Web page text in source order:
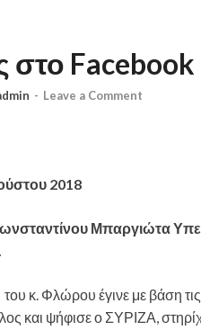
στο
- Leave a Comment
2018
Μπαργιώτα
κ. Φλώρου έγινε με βάση
και ψήφισε ο ΣΥΡΙΖΑ,